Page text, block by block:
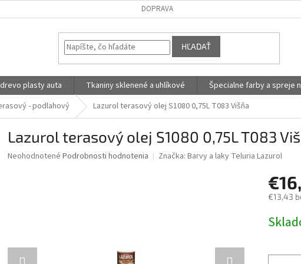
DOPRAVA
HĽADAŤ
plasty auta Tkaniny sklenené a uhlíkové Špecialne farby a spreje
- podlahový Lazurol terasový olej S1080 0,75L T083 Višňa
Lazurol terasový olej S1080 0,75L T083
Priemerné
Neohodnotené Podrobnosti hodnotenia Značka: Barvy a laky Teluria Lazurol
€13,43
cena: